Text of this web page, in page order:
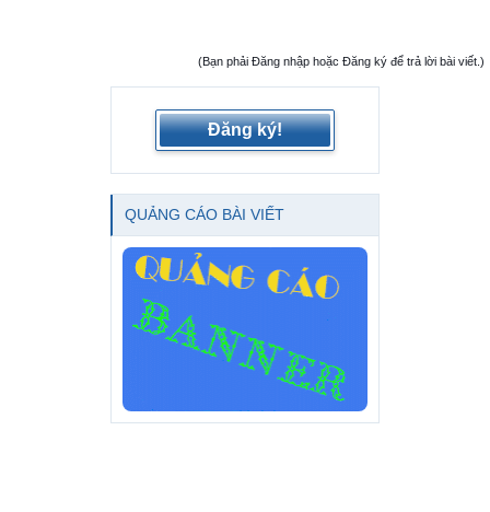
(Bạn phải Đăng nhập hoặc Đăng ký để trả lời bài viết.)
Đăng ký!
QUẢNG CÁO BÀI VIẾT